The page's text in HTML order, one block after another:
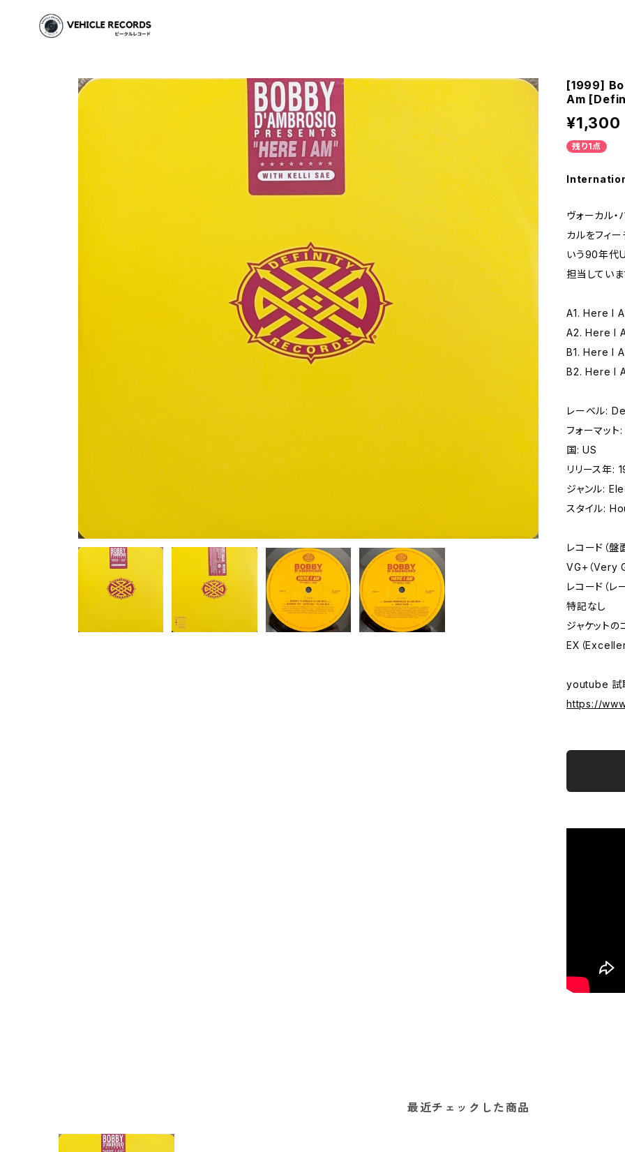
[1999]
Am
¥1,300
残り1点
ヴォーカル
カルをフィ
いう90年代
担当していま
A1. Here I
A2. Here I
B1. Here I
B2. Here I
レーベル:
フォーマッ
国: US
リリース年:
ジャンル:
スタイル:
レコード（盤
VG+（Very
レコード（レ
特記なし
ジャケットの
EX（
youtube 試
https://
最近チェックした商品